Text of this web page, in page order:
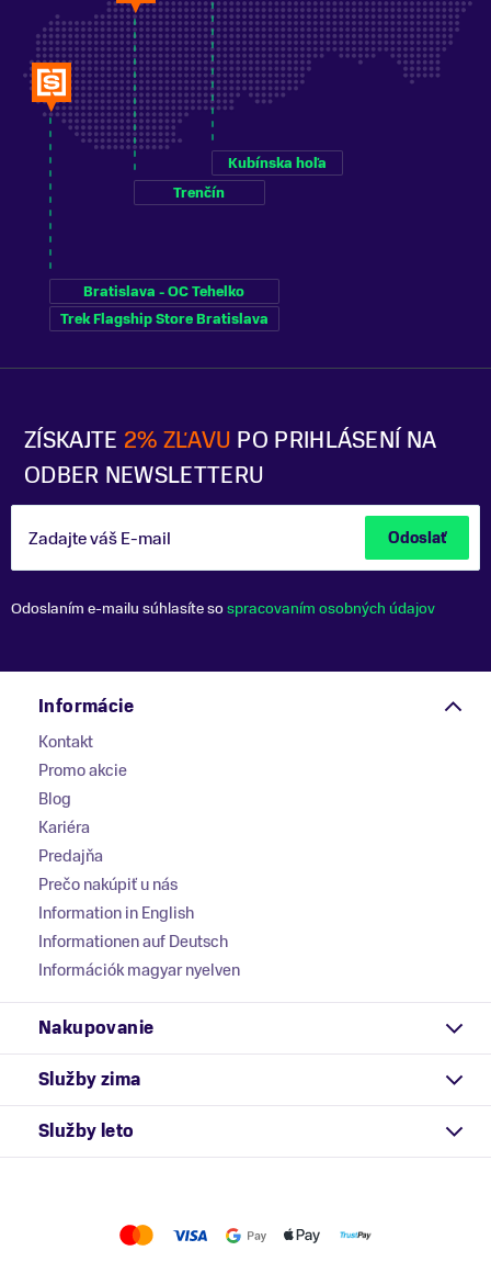
ZÍSKAJTE 2% ZĽAVU PO PRIHLÁSENÍ NA
ODBER NEWSLETTERU
Zadajte váš E-mail Odoslať
Odoslaním e-mailu súhlasíte sospracovaním osobných údajov
Bratislava - OC Tehelko
Trek Flagship Store Bratislava
Trenčín
Kubínska hoľa
Informácie
Kontakt
Promo akcie
Blog
Kariéra
Predajňa
Prečo nakúpiť u nás
Information in English
Informationen auf Deutsch
Információk magyar nyelven
Nakupovanie
Služby zima
Služby leto